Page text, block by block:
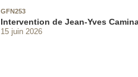
GFN253
Intervention de Jean-Yves
15 juin 2026